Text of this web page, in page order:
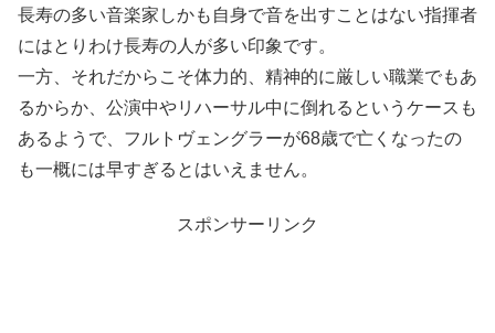
長寿の多い音楽家しかも自身で音を出すことはない指揮者
にはとりわけ長寿の人が多い印象です。
一方、それだからこそ体力的、精神的に厳しい職業でもあ
るからか、公演中やリハーサル中に倒れるというケースも
あるようで、フルトヴェングラーが68歳で亡くなったの
も一概には早すぎるとはいえません。
スポンサーリンク